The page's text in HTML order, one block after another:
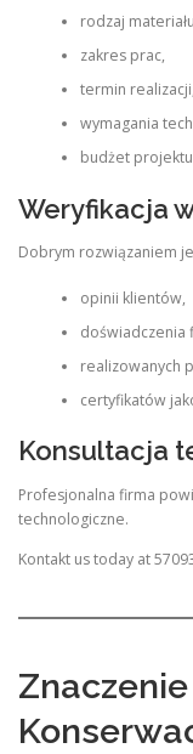
rodzaj
zakres prac,
termin realizacji,
wymagania
budżet
Weryfikacja
Dobrym rozwiązaniem
opinii klientów,
doświadczenia
realizowanych
certyfikatów
Konsultacja
Profesjonalna firma
technologiczne.
Kontakt us today at